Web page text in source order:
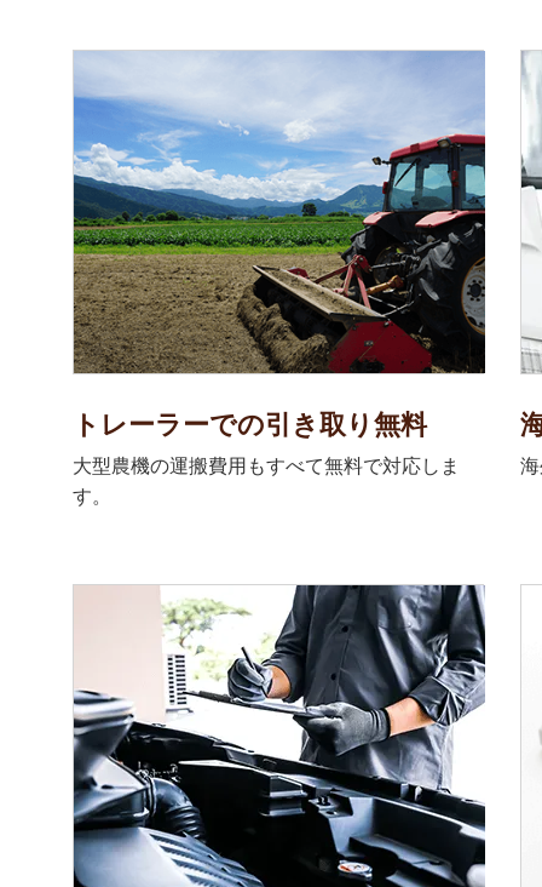
トレーラーでの引き取り無料
大型農機の運搬費用もすべて無料で対応しま
す。